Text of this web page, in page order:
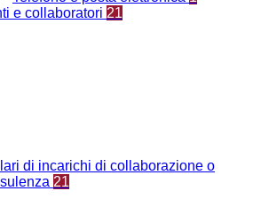
e collaboratori 21
di incarichi di collaborazione o
21